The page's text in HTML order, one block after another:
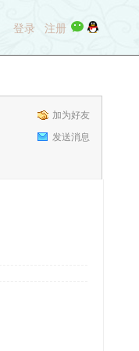
登录 注册
加为好友
发送消息